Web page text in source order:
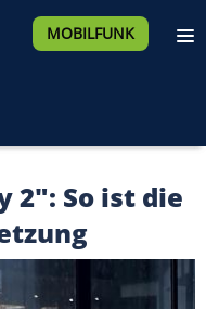
MOBILFUNK
2": So ist die